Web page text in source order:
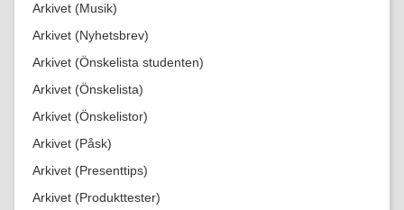
Arkivet (Musik)
Arkivet (Nyhetsbrev)
Arkivet (Önskelista studenten)
Arkivet (Önskelista)
Arkivet (Önskelistor)
Arkivet (Påsk)
Arkivet (Presenttips)
Arkivet (Produkttester)